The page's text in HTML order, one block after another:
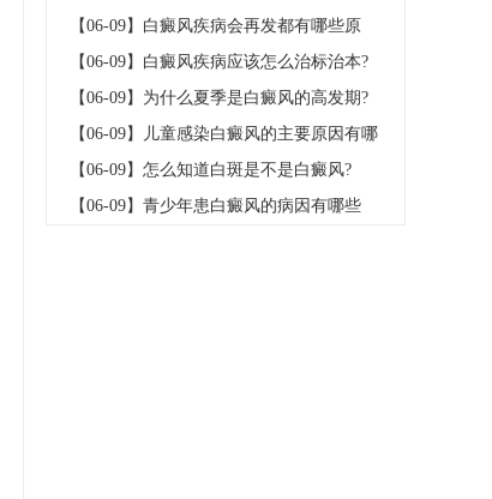
予2020年庐
【06-09】 白癜风疾病会再发都有哪些原
因?
【06-09】 白癜风疾病应该怎么治标治本?
【06-09】 为什么夏季是白癜风的高发期?
【06-09】
儿童感染白癜风的主要原因有哪
些?
【06-09】 怎么知道白斑是不是白癜风?
【06-09】 青少年患白癜风的病因有哪些